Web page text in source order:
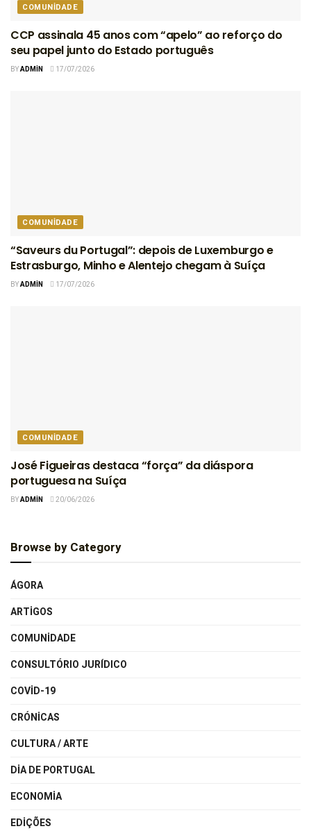
COMUNIDADE
CCP assinala 45 anos com “apelo” ao reforço do
seu papel junto do Estado português
BYADMIN 17/07/2026
COMUNIDADE
“Saveurs du Portugal”: depois de Luxemburgo e
Estrasburgo, Minho e Alentejo chegam à Suíça
BYADMIN 17/07/2026
COMUNIDADE
José Figueiras destaca “força” da diáspora
portuguesa na Suíça
BYADMIN 20/06/2026
Browse by Category
ÁGORA
ARTIGOS
COMUNIDADE
CONSULTÓRIO JURÍDICO
COVID-19
CRÓNICAS
CULTURA / ARTE
DIA DE PORTUGAL
ECONOMIA
EDIÇÕES